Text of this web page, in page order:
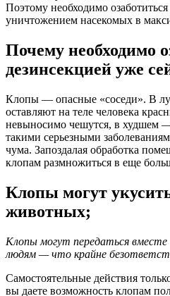
Поэтому необходимо
уничтожением насекомых в
Почему необходимо
дезинсекцией уже
Клопы — опасные «соседи». В
оставляют на теле человека
невыносимо чешутся, в худшем
такими серьезными
чума. Запоздалая обработка
клопам размножиться в еще
Клопы могут
животных;
Клопы могут передаться
людям — что крайне
Самостоятельные действия
вы даете возможность клопам